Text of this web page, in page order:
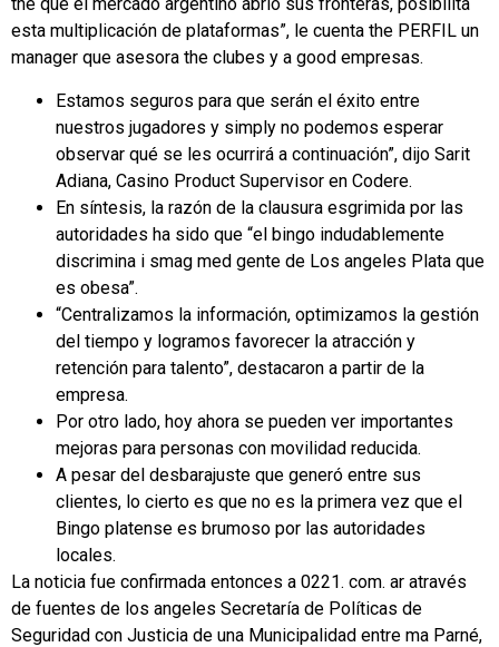
esta multiplicación de plataformas”, le cuenta the PERFIL un
manager que asesora the clubes y a good empresas.
Estamos seguros para que serán el éxito entre
nuestros jugadores y simply no podemos esperar
observar qué se les ocurrirá a continuación”, dijo Sarit
Adiana, Casino Product Supervisor en Codere.
En síntesis, la razón de la clausura esgrimida por las
autoridades ha sido que “el bingo indudablemente
discrimina i smag med gente de Los angeles Plata que
es obesa”.
“Centralizamos la información, optimizamos la gestión
del tiempo y logramos favorecer la atracción y
retención para talento”, destacaron a partir de la
empresa.
Por otro lado, hoy ahora se pueden ver importantes
mejoras para personas con movilidad reducida.
A pesar del desbarajuste que generó entre sus
clientes, lo cierto es que no es la primera vez que el
Bingo platense es brumoso por las autoridades
locales.
La noticia fue confirmada entonces a 0221. com. ar através
de fuentes de los angeles Secretaría de Políticas de
Seguridad con Justicia de una Municipalidad entre ma Parné,